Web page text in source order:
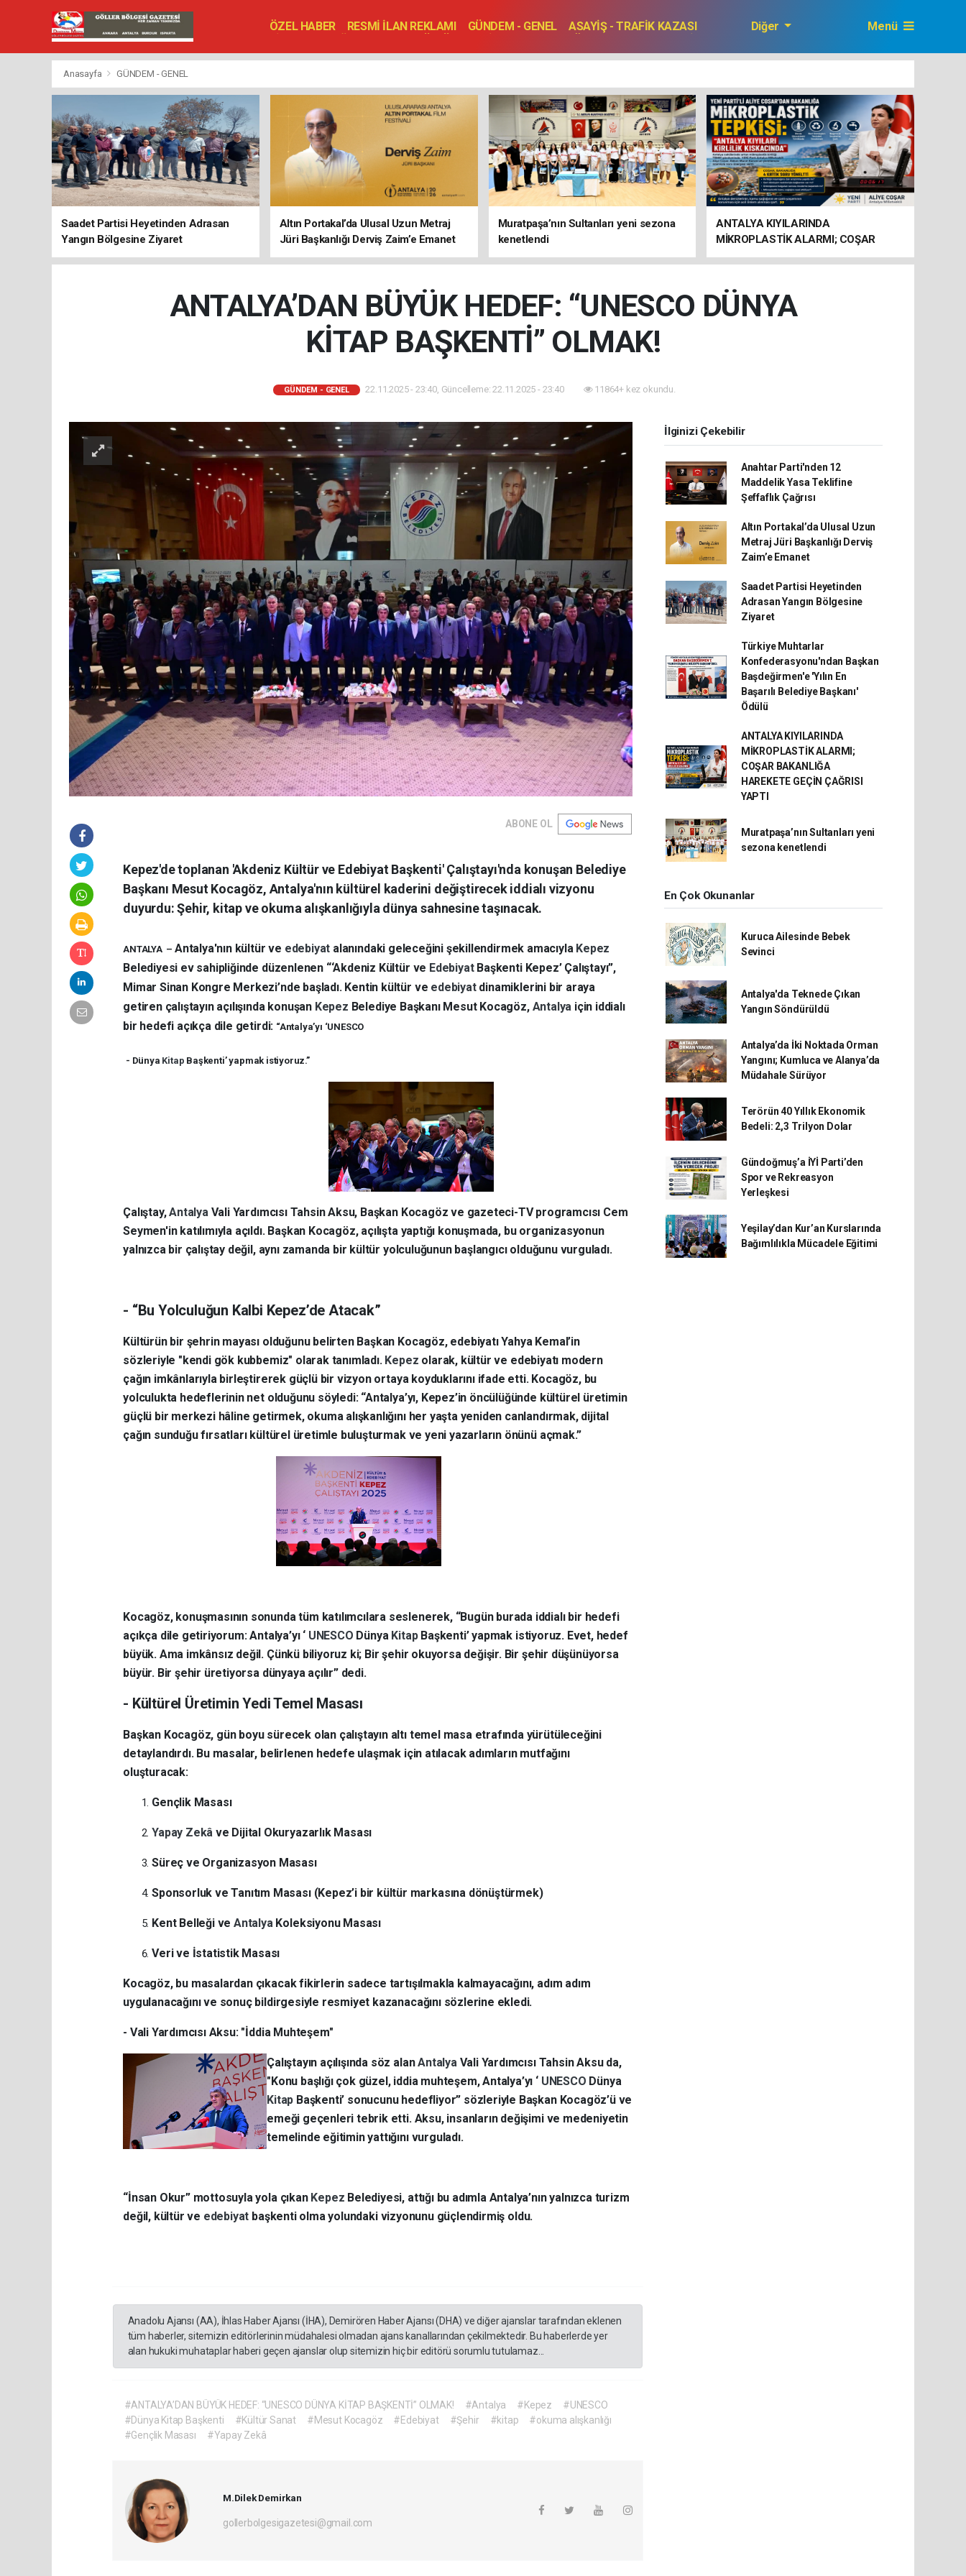
ÖZEL HABER RESMİ İLAN REKLAMI GÜNDEM - GENEL
ASAYİŞ - TRAFİK KAZASI
VEFAT EDENLER
TOPLANTI - DÜĞÜN
Diğer Menü
Anasayfa GÜNDEM - GENEL
Saadet Partisi Heyetinden Adrasan
Yangın Bölgesine Ziyaret
Altın Portakal’da Ulusal Uzun Metraj
Jüri Başkanlığı Derviş Zaim’e Emanet
Muratpaşa’nın Sultanları yeni sezona
kenetlendi
ANTALYA KIYILARINDA
MİKROPLASTİK ALARMI; COŞAR
BAKANLIĞA HAREKETE GEÇİN
ANTALYA’DAN BÜYÜK HEDEF: “UNESCO DÜNYA
KİTAP BAŞKENTİ” OLMAK!
GÜNDEM - GENEL 22.11.2025 - 23:40, Güncelleme: 22.11.2025 - 23:40 11864+ kez okundu.
ABONE OL
Kepez'de toplanan 'Akdeniz Kültür ve Edebiyat Başkenti' Çalıştayı'nda konuşan Belediye
Başkanı Mesut Kocagöz, Antalya'nın kültürel kaderini değiştirecek iddialı vizyonu
duyurdu: Şehir, kitap ve okuma alışkanlığıyla dünya sahnesine taşınacak.
ANTALYA – Antalya'nın kültür ve edebiyat alanındaki geleceğini şekillendirmek amacıyla Kepez
Belediyesi ev sahipliğinde düzenlenen “‘Akdeniz Kültür ve Edebiyat Başkenti Kepez’ Çalıştayı”,
Mimar Sinan Kongre Merkezi’nde başladı. Kentin kültür ve edebiyat dinamiklerini bir araya
getiren çalıştayın açılışında konuşan Kepez Belediye Başkanı Mesut Kocagöz, Antalya için iddialı
bir hedefi açıkça dile getirdi: “Antalya’yı ‘UNESCO
- Dünya Kitap Başkenti’ yapmak istiyoruz.”
Çalıştay,Antalya Vali Yardımcısı Tahsin Aksu, Başkan Kocagöz ve gazeteci-TV programcısı Cem
Seymen'in katılımıyla açıldı. Başkan Kocagöz, açılışta yaptığı konuşmada, bu organizasyonun
yalnızca bir çalıştay değil, aynı zamanda bir kültür yolculuğunun başlangıcı olduğunu vurguladı.
- “Bu Yolculuğun Kalbi Kepez’de Atacak”
Kültürün bir şehrin mayası olduğunu belirten Başkan Kocagöz, edebiyatı Yahya Kemal’in
sözleriyle "kendi gök kubbemiz" olarak tanımladı. Kepez olarak, kültür ve edebiyatı modern
çağın imkânlarıyla birleştirerek güçlü bir vizyon ortaya koyduklarını ifade etti. Kocagöz, bu
yolculukta hedeflerinin net olduğunu söyledi: “Antalya’yı, Kepez’in öncülüğünde kültürel üretimin
güçlü bir merkezi hâline getirmek, okuma alışkanlığını her yaşta yeniden canlandırmak, dijital
çağın sunduğu fırsatları kültürel üretimle buluşturmak ve yeni yazarların önünü açmak.”
Kocagöz, konuşmasının sonunda tüm katılımcılara seslenerek, “Bugün burada iddialı bir hedefi
açıkça dile getiriyorum: Antalya’yı ‘ UNESCO Dünya Kitap Başkenti’ yapmak istiyoruz. Evet, hedef
büyük. Ama imkânsız değil. Çünkü biliyoruz ki; Bir şehir okuyorsa değişir. Bir şehir düşünüyorsa
büyür. Bir şehir üretiyorsa dünyaya açılır” dedi.
- Kültürel Üretimin Yedi Temel Masası
Başkan Kocagöz, gün boyu sürecek olan çalıştayın altı temel masa etrafında yürütüleceğini
detaylandırdı. Bu masalar, belirlenen hedefe ulaşmak için atılacak adımların mutfağını
oluşturacak:
Gençlik Masası
Yapay Zekâ ve Dijital Okuryazarlık Masası
Süreç ve Organizasyon Masası
Sponsorluk ve Tanıtım Masası (Kepez’i bir kültür markasına dönüştürmek)
Kent Belleği veAntalya Koleksiyonu Masası
Veri ve İstatistik Masası
Kocagöz, bu masalardan çıkacak fikirlerin sadece tartışılmakla kalmayacağını, adım adım
uygulanacağını ve sonuç bildirgesiyle resmiyet kazanacağını sözlerine ekledi.
- Vali Yardımcısı Aksu: "İddia Muhteşem"
Çalıştayın açılışında söz alanAntalya Vali Yardımcısı Tahsin Aksu da,
"Konu başlığı çok güzel, iddia muhteşem, Antalya’yı ‘ UNESCO Dünya
Kitap Başkenti’ sonucunu hedefliyor” sözleriyle Başkan Kocagöz’ü ve
emeği geçenleri tebrik etti. Aksu, insanların değişimi ve medeniyetin
temelinde eğitimin yattığını vurguladı.
“İnsan Okur” mottosuyla yola çıkan Kepez Belediyesi, attığı bu adımla Antalya’nın yalnızca turizm
değil, kültür ve edebiyat başkenti olma yolundaki vizyonunu güçlendirmiş oldu.
Anadolu Ajansı (AA), İhlas Haber Ajansı (İHA), Demirören Haber Ajansı (DHA) ve diğer ajanslar tarafından eklenen
tüm haberler, sitemizin editörlerinin müdahalesi olmadan ajans kanallarından çekilmektedir. Bu haberlerde yer
alan hukuki muhataplar haberi geçen ajanslar olup sitemizin hiç bir editörü sorumlu tutulamaz...
#ANTALYA’DAN BÜYÜK HEDEF: “UNESCO DÜNYA KİTAP BAŞKENTİ” OLMAK! #Antalya #Kepez
#UNESCO
#Dünya Kitap Başkenti
#Kültür Sanat #Mesut Kocagöz #Edebiyat #Şehir #kitap
#okuma alışkanlığı
#Gençlik Masası
#Yapay Zekâ
M.Dilek Demirkan
gollerbolgesigazetesi@gmail.com
İlginizi Çekebilir
Anahtar Parti'nden 12
Maddelik Yasa Teklifine
Şeffaflık Çağrısı
Altın Portakal’da Ulusal Uzun
Metraj Jüri Başkanlığı Derviş
Zaim’e Emanet
Saadet Partisi Heyetinden
Adrasan Yangın Bölgesine
Ziyaret
Türkiye Muhtarlar
Konfederasyonu'ndan Başkan
Başdeğirmen'e 'Yılın En
Başarılı Belediye Başkanı'
Ödülü
ANTALYA KIYILARINDA
MİKROPLASTİK ALARMI;
COŞAR BAKANLIĞA
HAREKETE GEÇİN ÇAĞRISI
YAPTI
Muratpaşa’nın Sultanları yeni
sezona kenetlendi
En Çok Okunanlar
Kuruca Ailesinde Bebek
Sevinci
Antalya'da Teknede Çıkan
Yangın Söndürüldü
Antalya’da İki Noktada Orman
Yangını; Kumluca ve Alanya’da
Müdahale Sürüyor
Terörün 40 Yıllık Ekonomik
Bedeli: 2,3 Trilyon Dolar
Gündoğmuş’a İYİ Parti’den
Spor ve Rekreasyon
Yerleşkesi
Yeşilay’dan Kur’an Kurslarında
Bağımlılıkla Mücadele Eğitimi